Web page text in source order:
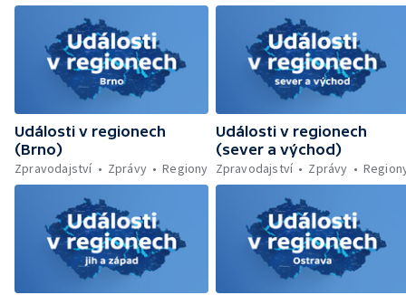
Náchodsku — Znovuotevření rozhledny na
Libíně — Obchvat Náchoda je zhruba v
polovině — Požár v kempu na Pardubicku —
Wonkův most po rekonstrukci — Letiště
Václava Havla odbavilo 8 milionů cestujících
— V Plzni přibývá nelegálních graffiti
Události v regionech
(Brno)
Zpravodajství
Zprávy Regiony
Události v regionech
(sever a východ)
Zpravodajství
Zprávy